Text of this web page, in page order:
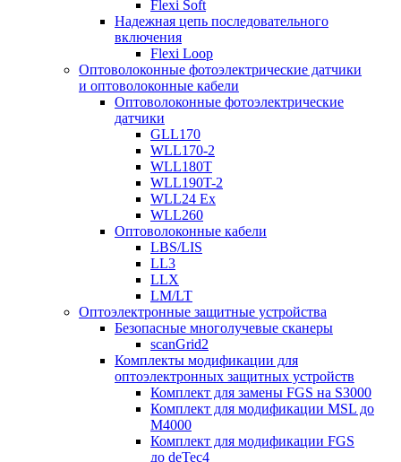
Flexi Soft
Надежная цепь последовательного
включения
Flexi Loop
Оптоволоконные фотоэлектрические датчики
и оптоволоконные кабели
Оптоволоконные фотоэлектрические
датчики
GLL170
WLL170-2
WLL180T
WLL190T-2
WLL24 Ex
WLL260
Оптоволоконные кабели
LBS/LIS
LL3
LLX
LM/LT
Оптоэлектронные защитные устройства
Безопасные многолучевые сканеры
scanGrid2
Комплекты модификации для
оптоэлектронных защитных устройств
Комплект для замены FGS на S3000
Комплект для модификации MSL до
M4000
Комплект для модификации FGS
до deTec4